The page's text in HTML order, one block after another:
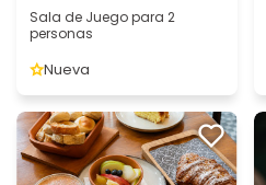
Sala de Juego para 2
personas
Nueva